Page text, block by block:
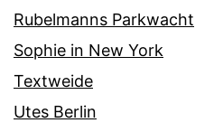
Rubelmanns Parkwacht
Sophie in New York
Textweide
Utes Berlin